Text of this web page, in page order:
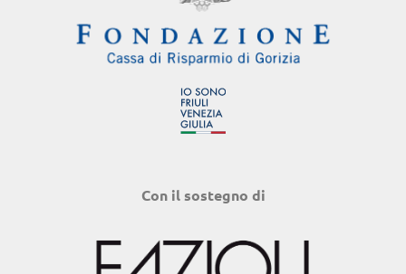
Con il sostegno di